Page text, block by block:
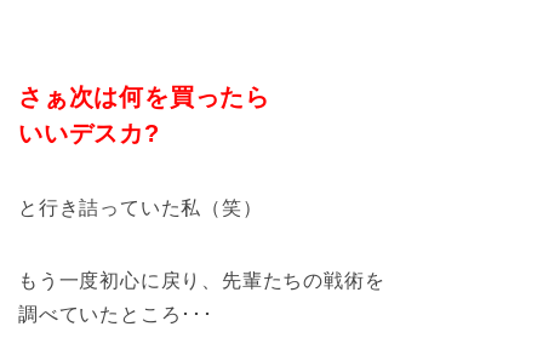
さぁ次は何を買ったら
いいデスカ?
と行き詰っていた私（笑）
もう一度初心に戻り、先輩たちの戦術を
調べていたところ･･･